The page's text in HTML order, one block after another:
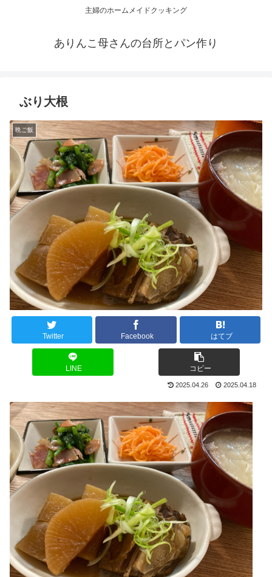
主婦のホームメイドクッキング
ありんこ母さんの台所とパン作り
ぶり大根
晩ご飯
Twitter Facebook はてブ
LINE コピー
2025.04.26 2025.04.18